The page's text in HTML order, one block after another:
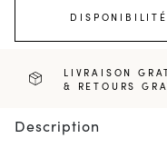
LIVRAISON
& RETOURS
Description